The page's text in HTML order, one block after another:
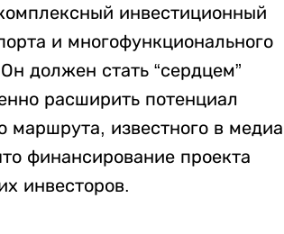
инвестиционный
и многофункционального
должен стать “сердцем”
расширить потенциал
маршрута, известного в медиа
финансирование проекта
инвесторов.